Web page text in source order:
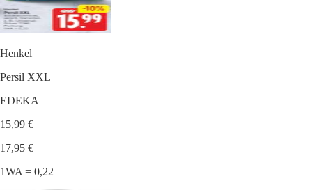
Henkel
Persil XXL
EDEKA
15,99 €
17,95 €
1WA = 0,22